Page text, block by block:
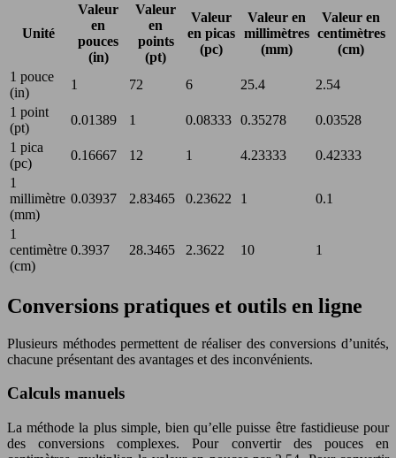
Unité
Valeur
en
pouces
(in)
Valeur
en
points
(pt)
Valeur
en picas
(pc)
Valeur en
millimètres
(mm)
Valeur en
centimètres
(cm)
1 pouce
(in)
1 72 6 25.4
2.54
1 point
(pt)
0.01389 1 0.08333 0.35278
0.03528
1 pica
(pc)
0.16667 12 1 4.23333
0.42333
1
millimètre
(mm)
0.03937 2.83465 0.23622 1 0.1
1
centimètre
(cm)
0.3937 28.3465 2.3622 10 1
Conversions pratiques et outils en ligne
Plusieurs méthodes permettent de réaliser des conversions d’unités,
chacune présentant des avantages et des inconvénients.
Calculs manuels
La méthode la plus simple, bien qu’elle puisse être fastidieuse pour
des conversions complexes. Pour convertir des pouces en